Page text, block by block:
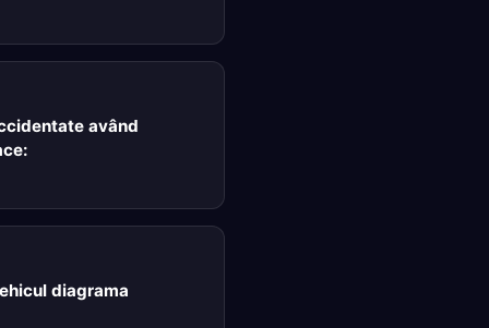
având
diagrama